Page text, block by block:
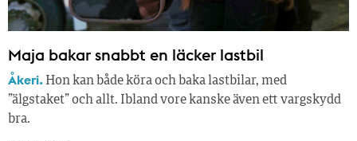
Maja bakar snabbt en läcker lastbil
Åkeri. Hon kan både köra och baka lastbilar, med
”älgstaket” och allt. Ibland vore kanske även ett vargskydd
bra.